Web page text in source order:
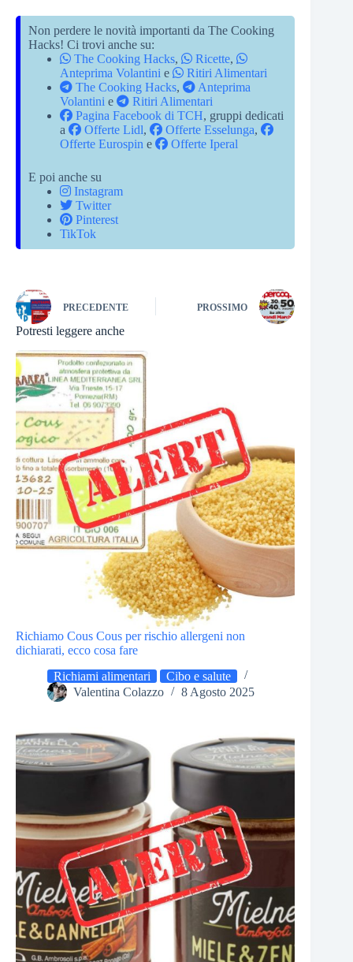
Non perdere le novità importanti da The Cooking
Hacks! Ci trovi anche su:
The Cooking Hacks, Ricette,
Anteprima Volantini e
Ritiri Alimentari
The Cooking Hacks,
Anteprima
Volantini e
Ritiri Alimentari
Pagina Facebook di TCH, gruppi dedicati
a
Offerte Lidl, Offerte Esselunga,
Offerte Eurospin e Offerte Iperal
E poi anche su
Instagram
Twitter
Pinterest
TikTok
PRECEDENTE PROSSIMO
Potresti leggere anche
Richiamo Cous Cous per rischio allergeni non
dichiarati, ecco cosa fare
Richiami alimentari
Cibo e salute
Valentina Colazzo
8 Agosto 2025